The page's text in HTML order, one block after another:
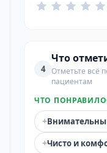
4
Что
Отметьте всё
пациентам
ЧТО
+
+Чисто и